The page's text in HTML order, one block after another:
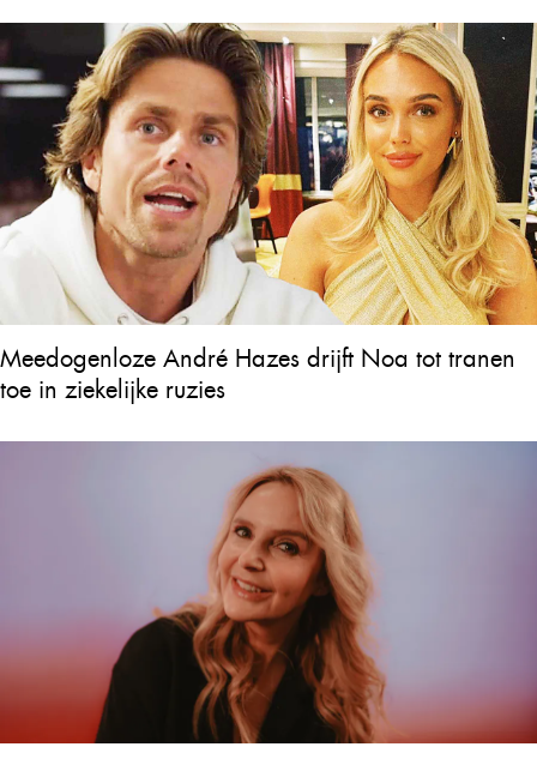
Meedogenloze André Hazes drijft Noa tot tranen
toe in ziekelijke ruzies